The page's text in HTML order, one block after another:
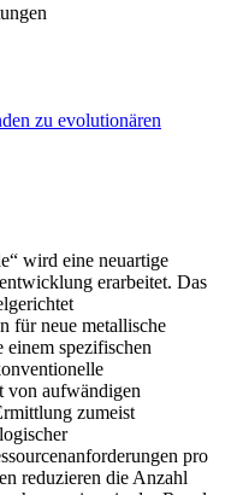
zu evolutionären
wird eine neuartige
erarbeitet. Das
für neue metallische
spezifischen
von aufwändigen
zumeist
pro
reduzieren die Anzahl